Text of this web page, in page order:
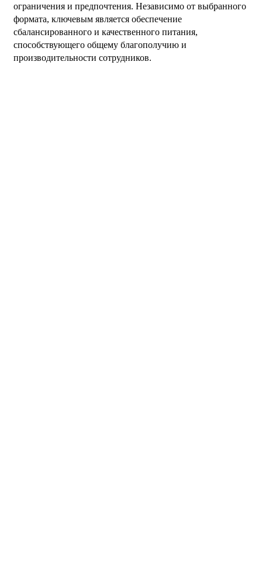
ограничения и предпочтения. Независимо от выбранного
формата, ключевым является обеспечение
сбалансированного и качественного питания,
способствующего общему благополучию и
производительности сотрудников.